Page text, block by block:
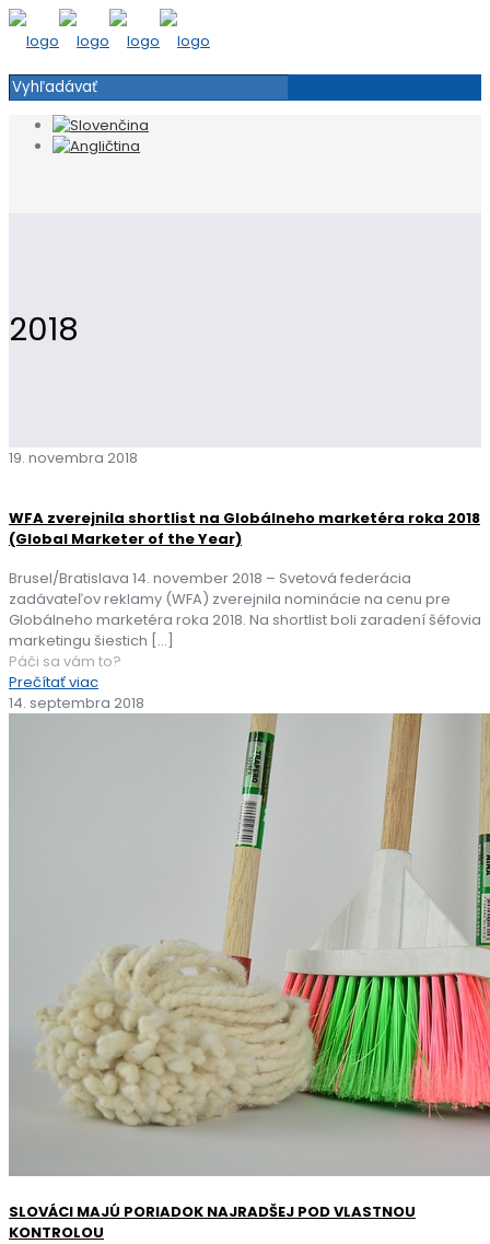
2018
19. novembra 2018
WFA zverejnila shortlist na Globálneho marketéra roka 2018
(Global Marketer of the Year)
Brusel/Bratislava 14. november 2018 – Svetová federácia
zadávateľov reklamy (WFA) zverejnila nominácie na cenu pre
Globálneho marketéra roka 2018. Na shortlist boli zaradení šéfovia
marketingu šiestich […]
Páči sa vám to?
Prečítať viac
14. septembra 2018
SLOVÁCI MAJÚ PORIADOK NAJRADŠEJ POD VLASTNOU
KONTROLOU